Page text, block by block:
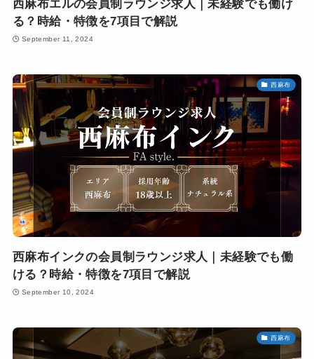
西麻布エルの会員制ラウンジ求人｜未経験でも働け
る？時給・特徴を7項目で解説
September 11, 2024
西麻布
西麻布インクの会員制ラウンジ求人｜未経験でも働
ける？時給・特徴を7項目で解説
September 10, 2024
西麻布